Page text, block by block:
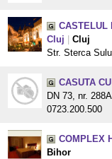
CASTELUL
Cluj
Cluj
Str. Sterca
CASUTA
DN 73, nr.
0723.200.500
COMPLEX
Bihor